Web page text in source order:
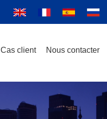
Cas client Nous contacter